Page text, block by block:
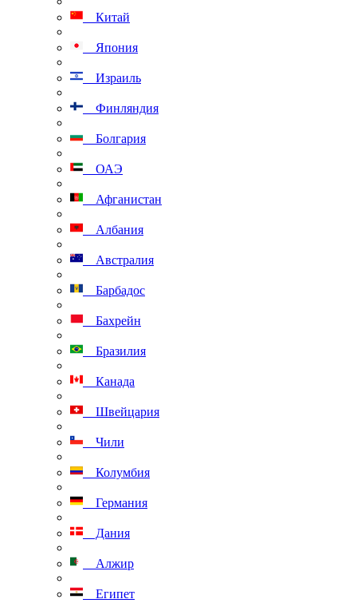
Китай
Япония
Израиль
Финляндия
Болгария
ОАЭ
Афганистан
Албания
Австралия
Барбадос
Бахрейн
Бразилия
Канада
Швейцария
Чили
Колумбия
Германия
Дания
Алжир
Египет